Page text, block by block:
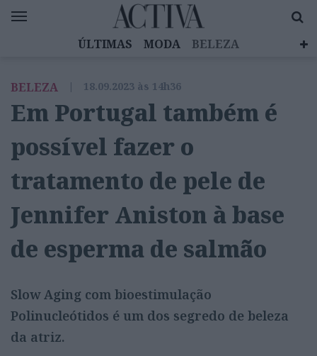
ÚLTIMAS MODA
BELEZA
EMOÇÕES
MULHERES INSPIRADORAS
DIZ QUEM SABE
ACTIVA BRAND STUDIO
BELEZA | 18.09.2023 às 14h36
Em Portugal também é
possível fazer o
tratamento de pele de
Jennifer Aniston à base
de esperma de salmão
Slow Aging com bioestimulação
Polinucleótidos é um dos segredo de beleza
da atriz.